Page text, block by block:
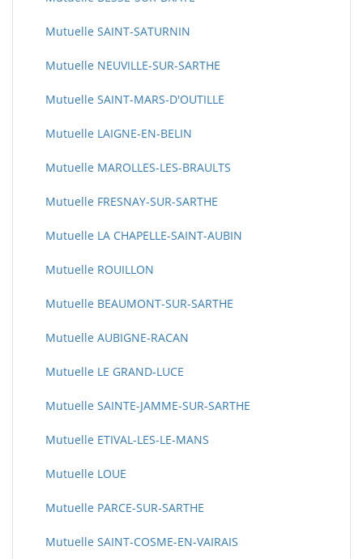
Mutuelle SAINT-SATURNIN
Mutuelle NEUVILLE-SUR-SARTHE
Mutuelle SAINT-MARS-D'OUTILLE
Mutuelle LAIGNE-EN-BELIN
Mutuelle MAROLLES-LES-BRAULTS
Mutuelle FRESNAY-SUR-SARTHE
Mutuelle LA CHAPELLE-SAINT-AUBIN
Mutuelle ROUILLON
Mutuelle BEAUMONT-SUR-SARTHE
Mutuelle AUBIGNE-RACAN
Mutuelle LE GRAND-LUCE
Mutuelle SAINTE-JAMME-SUR-SARTHE
Mutuelle ETIVAL-LES-LE-MANS
Mutuelle LOUE
Mutuelle PARCE-SUR-SARTHE
Mutuelle SAINT-COSME-EN-VAIRAIS